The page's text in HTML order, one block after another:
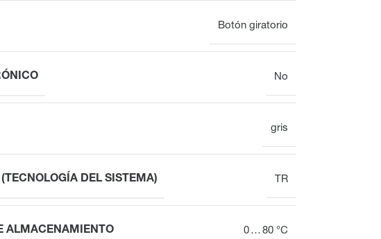
Vista general
para distribuidor
Botón giratorio
No
gris
DEL SISTEMA) TR
ALMACENAMIENTO 0 … 80 °C